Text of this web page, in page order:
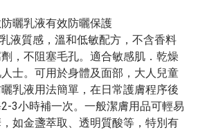
曬乳液有效防曬保護
液質感，溫和低敏配方，不含香料
，不阻塞毛孔。適合敏感肌．乾燥
士。可用於身體及面部，大人兒童
乳液用法簡單，在日常護膚程序後
3小時補一次。一般潔膚用品可輕易
如金盞萃取、透明質酸等，特別有